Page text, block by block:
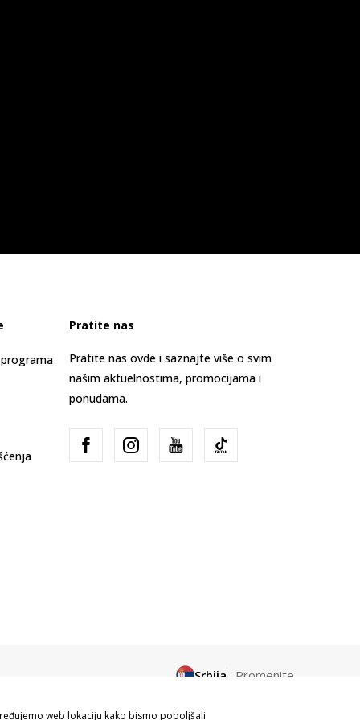
Pratite nas
Pratite nas ovde i saznajte više o svim
našim aktuelnostima, promocijama i
ponudama.
Srbija Promenite
web lokaciju kako bismo poboljšali